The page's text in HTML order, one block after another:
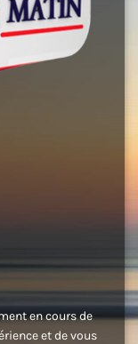
en cours de
et de vous